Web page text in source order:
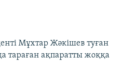
Мұхтар Жәкішев туған
тараған ақпаратты жоққа